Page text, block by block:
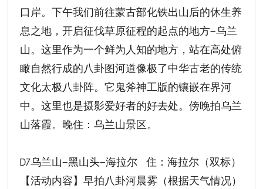
口岸。下午我们前往蒙古部化铁出山后的休生养
息之地，开启征伐草原征程的起点的地方—乌兰
山。这里作为一个鲜为人知的地方，站在高处俯
瞰自然行成的八卦图河道像极了中华古老的传统
文化太极八卦阵。它鬼斧神工版的镶嵌在界河
中。这里也是摄影爱好者的好去处。傍晚拍乌兰
山落霞。晚住：乌兰山景区。
D7乌兰山—黑山头—海拉尔 住：海拉尔（双标）
【活动内容】早拍八卦河晨雾（根据天气情况）